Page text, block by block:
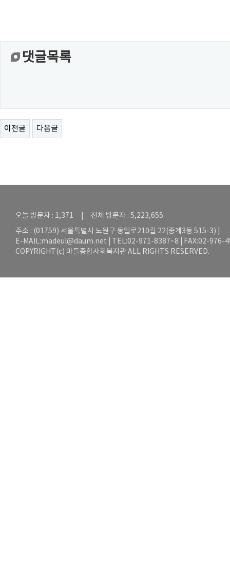
댓글목록
이전글 다음글
오늘 방문자 : 1,371 | 전체 방문자 : 5,223,655
주소 : (01759) 서울특별시 노원구 동일로210길 22(중계3동 515-3) |
E-MAIL:madeul@daum.net | TEL:02-971-8387~8 | FAX:02-976-
COPYRIGHT(c) 마들종합사회복지관 ALL RIGHTS RESERVED.